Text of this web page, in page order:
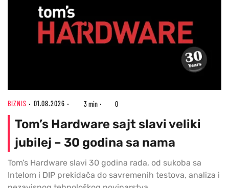
BIZNIS 01.08.2026 3 min 0
Tom’s Hardware sajt slavi veliki
jubilej – 30 godina sa nama
Tom’s Hardware slavi 30 godina rada, od sukoba sa
Intelom i DIP prekidača do savremenih testova, analiza i